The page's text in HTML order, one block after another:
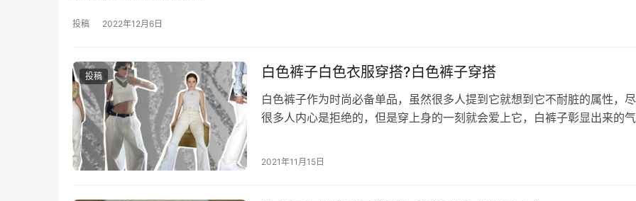
投稿 2022年12月6日
投稿 白色裤子白色衣服穿搭?白色裤子穿搭
白色裤子作为时尚必备单品，虽然很多人提到它就想到它不耐脏的属性，
很多人内心是拒绝的，但是穿上身的一刻就会爱上它，白裤子彰显出来的
2021年11月15日